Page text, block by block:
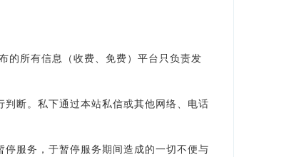
的所有信息（收费、免费）平台只负责发
断。私下通过本站私信或其他网络、电话
服务，于暂停服务期间造成的一切不便与